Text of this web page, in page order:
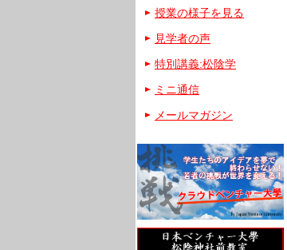
授業の様子を見る
見学者の声
特別講義:松陰学
ミニ通信
メールマガジン